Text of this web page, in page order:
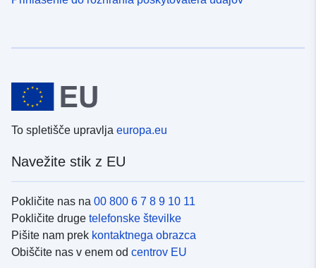
To spletišče upravlja europa.eu
Navežite stik z EU
Pokličite nas na 00 800 6 7 8 9 10 11
Pokličite druge telefonske številke
Pišite nam prek kontaktnega obrazca
Obiščite nas v enem od centrov EU